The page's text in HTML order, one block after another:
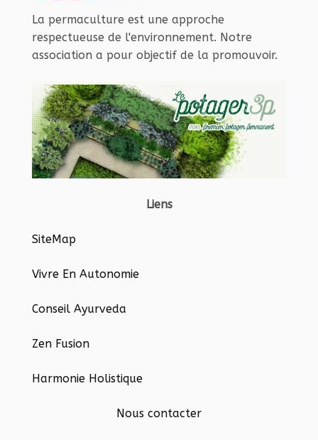
La permaculture est une approche
respectueuse de l'environnement. Notre
association a pour objectif de la promouvoir.
Liens
SiteMap
Vivre En Autonomie
Conseil Ayurveda
Zen Fusion
Harmonie Holistique
Nous contacter